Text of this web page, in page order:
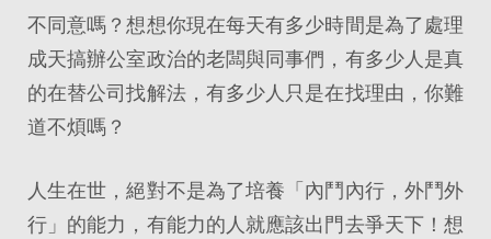
不同意嗎？想想你現在每天有多少時間是為了處理
成天搞辦公室政治的老闆與同事們，有多少人是真
的在替公司找解法，有多少人只是在找理由，你難
道不煩嗎？
人生在世，絕對不是為了培養「內鬥內行，外鬥外
行」的能力，有能力的人就應該出門去爭天下！想